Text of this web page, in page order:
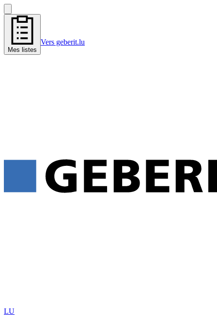
Mes listes
Vers geberit.lu
LU